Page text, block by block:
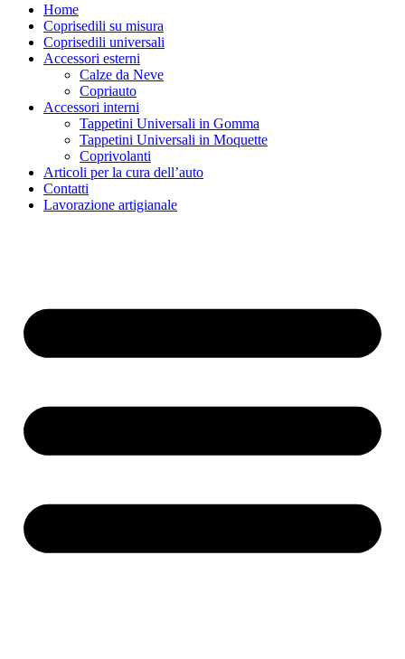
Home
Coprisedili su misura
Coprisedili universali
Accessori esterni
Calze da Neve
Copriauto
Accessori interni
Tappetini Universali in Gomma
Tappetini Universali in Moquette
Coprivolanti
Articoli per la cura dell’auto
Contatti
Lavorazione artigianale